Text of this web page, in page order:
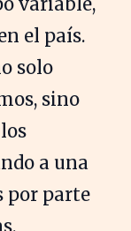
el país.
solo
sino
a una
por parte